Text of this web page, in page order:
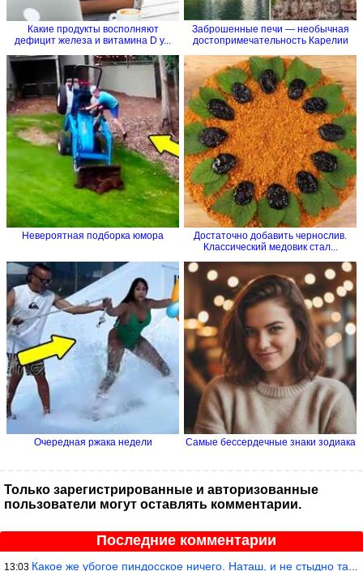
Какие продукты восполняют
дефицит железа и витамина D у...
Заброшенные печи — необычная
достопримечательность Карелии
Невероятная подборка юмора
Достаточно добавить чернослив.
Классический медовик стал...
Очередная ржака недели Самые бессердечные знаки зодиака
Только зарегистрированные и авторизованные
пользователи могут оставлять комментарии.
Последние комментарии
13:03 Какое же убогое пиндосское ничего. Наташ, и не стыдно такую фигн